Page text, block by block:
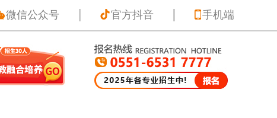
微信公众号 官方抖音 手机端